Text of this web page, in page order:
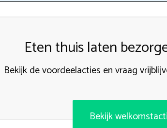
Eten thuis laten
Bekijk de voordeelacties en vraag
Bekijk